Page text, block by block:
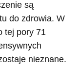
są
do zdrowia. W
tej pory 71
nieznane.